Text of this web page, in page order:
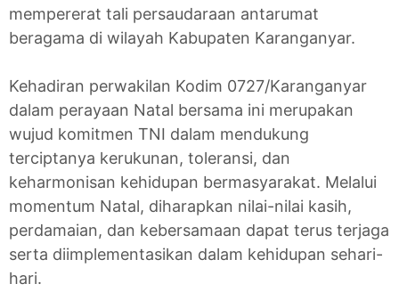
mempererat tali persaudaraan antarumat
beragama di wilayah Kabupaten Karanganyar.
Kehadiran perwakilan Kodim 0727/Karanganyar
dalam perayaan Natal bersama ini merupakan
wujud komitmen TNI dalam mendukung
terciptanya kerukunan, toleransi, dan
keharmonisan kehidupan bermasyarakat. Melalui
momentum Natal, diharapkan nilai-nilai kasih,
perdamaian, dan kebersamaan dapat terus terjaga
serta diimplementasikan dalam kehidupan sehari-
hari.